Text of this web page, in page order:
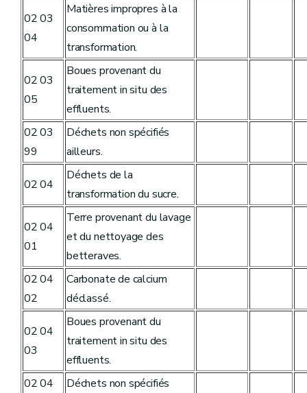
02 03
04
Matières impropres à la
consommation ou à la
transformation.
02 03
05
Boues provenant du
traitement in situ des
effluents.
02 03
99
Déchets non spécifiés
ailleurs.
02 04
Déchets de la
transformation du sucre.
02 04
01
Terre provenant du lavage
et du nettoyage des
betteraves.
02 04
02
Carbonate de calcium
déclassé.
02 04
03
Boues provenant du
traitement in situ des
effluents.
02 04
Déchets non spécifiés